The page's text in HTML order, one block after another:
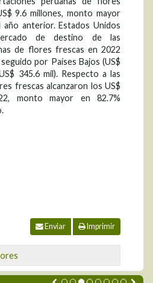
9.6 millones, monto mayor
anterior. Estados Unidos
de destino de las
de flores frescas en 2022
por Países Bajos (US$
345.6 mil). Respecto a las
frescas alcanzaron los US$
monto mayor en 82.7%
Enviar Imprimir